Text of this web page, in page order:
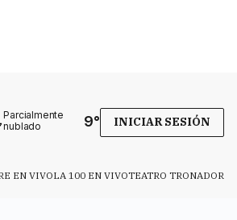
Parcialmente
nublado
9° INICIAR SESIÓN
EN VIVOLA 100 EN VIVOTEATRO TRONADOR